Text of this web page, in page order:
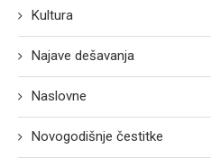
Kultura
Najave dešavanja
Naslovne
Novogodišnje čestitke